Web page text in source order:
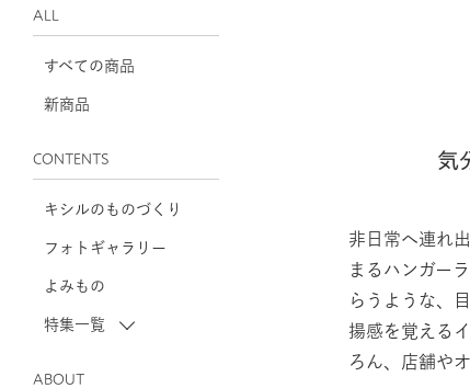
ALL
すべての商品
新商品
CONTENTS
キシルのものづくり
フォトギャラリー
よみもの
特集一覧
ABOUT
気
非日常へ連れ
まるハンガー
らうような、
揚感を覚える
ろん、店舗や